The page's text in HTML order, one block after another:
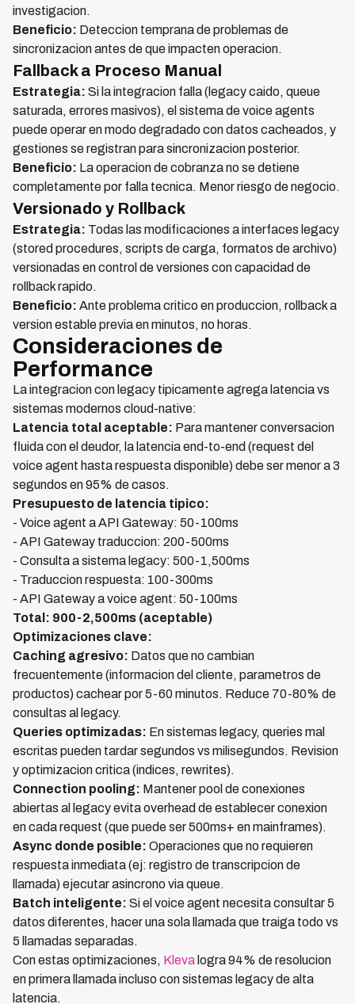
investigacion.
Beneficio: Deteccion temprana de problemas de
sincronizacion antes de que impacten operacion.
Fallback a Proceso Manual
Estrategia: Si la integracion falla (legacy caido, queue
saturada, errores masivos), el sistema de voice agents
puede operar en modo degradado con datos cacheados, y
gestiones se registran para sincronizacion posterior.
Beneficio: La operacion de cobranza no se detiene
completamente por falla tecnica. Menor riesgo de negocio.
Versionado y Rollback
Estrategia: Todas las modificaciones a interfaces legacy
(stored procedures, scripts de carga, formatos de archivo)
versionadas en control de versiones con capacidad de
rollback rapido.
Beneficio: Ante problema critico en produccion, rollback a
version estable previa en minutos, no horas.
Consideraciones de
Performance
La integracion con legacy tipicamente agrega latencia vs
sistemas modernos cloud-native:
Latencia total aceptable: Para mantener conversacion
fluida con el deudor, la latencia end-to-end (request del
voice agent hasta respuesta disponible) debe ser menor a 3
segundos en 95% de casos.
Presupuesto de latencia tipico:
- Voice agent a API Gateway: 50-100ms
- API Gateway traduccion: 200-500ms
- Consulta a sistema legacy: 500-1,500ms
- Traduccion respuesta: 100-300ms
- API Gateway a voice agent: 50-100ms
Total: 900-2,500ms (aceptable)
Optimizaciones clave:
Caching agresivo: Datos que no cambian
frecuentemente (informacion del cliente, parametros de
productos) cachear por 5-60 minutos. Reduce 70-80% de
consultas al legacy.
Queries optimizadas: En sistemas legacy, queries mal
escritas pueden tardar segundos vs milisegundos. Revision
y optimizacion critica (indices, rewrites).
Connection pooling: Mantener pool de conexiones
abiertas al legacy evita overhead de establecer conexion
en cada request (que puede ser 500ms+ en mainframes).
Async donde posible: Operaciones que no requieren
respuesta inmediata (ej: registro de transcripcion de
llamada) ejecutar asincrono via queue.
Batch inteligente: Si el voice agent necesita consultar 5
datos diferentes, hacer una sola llamada que traiga todo vs
5 llamadas separadas.
Con estas optimizaciones, Kleva logra 94% de resolucion
en primera llamada incluso con sistemas legacy de alta
latencia.